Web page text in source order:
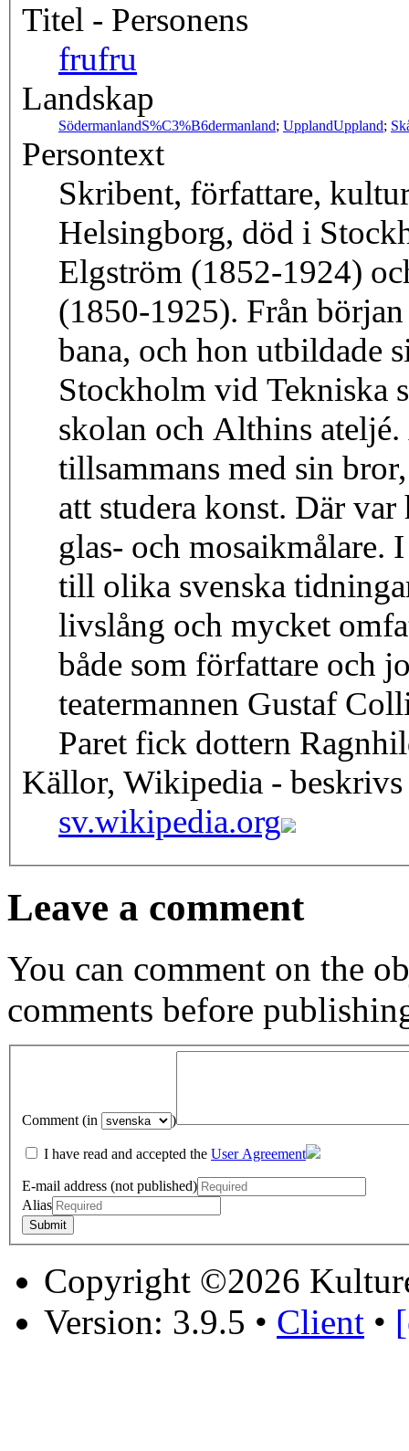
Titel - Personens
frufru
Landskap
SödermanlandS%C3%B6dermanland; UpplandUppland;
Persontext
Skribent, författare,
Helsingborg, död i
Elgström (1852-1924)
(1850-1925). Från
bana, och hon utbildade
Stockholm vid Tekniska
skolan och Althins
tillsammans med sin
att studera konst. Där
glas- och mosaikmålare.
till olika svenska
livslång och mycket
både som författare och
teatermannen Gustaf
Paret fick dottern
Källor, Wikipedia - beskrivs
sv.wikipedia.org
Leave a comment
You can comment on the
comments before
Comment (in )
I have read and accepted the User Agreement
E-mail address (not published)
Alias
Copyright ©2026
Version: 3.9.5 • Client •